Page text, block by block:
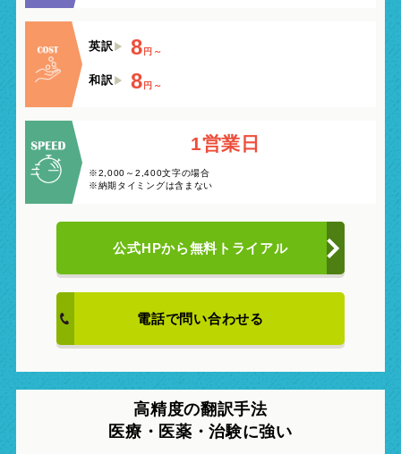
英訳 8 円～
和訳 8 円～
1営業日
※2,000～2,400文字の場合
※納期タイミングは含まない
公式HPから無料トライアル
電話で問い合わせる
高精度の翻訳手法
医療・医薬・治験に強い